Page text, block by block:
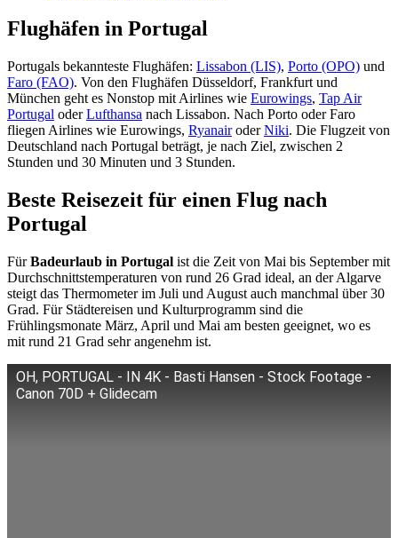
Flughäfen in Portugal
Portugals bekannteste Flughäfen: Lissabon (LIS), Porto (OPO) und
Faro (FAO). Von den Flughäfen Düsseldorf, Frankfurt und
München geht es Nonstop mit Airlines wie Eurowings, Tap Air
Portugal oderLufthansa nach Lissabon. Nach Porto oder Faro
fliegen Airlines wie Eurowings, RyanairoderNiki. Die Flugzeit von
Deutschland nach Portugal beträgt, je nach Ziel, zwischen 2
Stunden und 30 Minuten und 3 Stunden.
Beste Reisezeit für einen Flug nach
Portugal
FürBadeurlaub in Portugal ist die Zeit von Mai bis September mit
Durchschnittstemperaturen von rund 26 Grad ideal, an der Algarve
steigt das Thermometer im Juli und August auch manchmal über 30
Grad. Für Städtereisen und Kulturprogramm sind die
Frühlingsmonate März, April und Mai am besten geeignet, wo es
mit rund 21 Grad sehr angenehm ist.
OH, PORTUGAL - IN 4K - Basti Hansen - Stock Footage -
Canon 70D + Glidecam